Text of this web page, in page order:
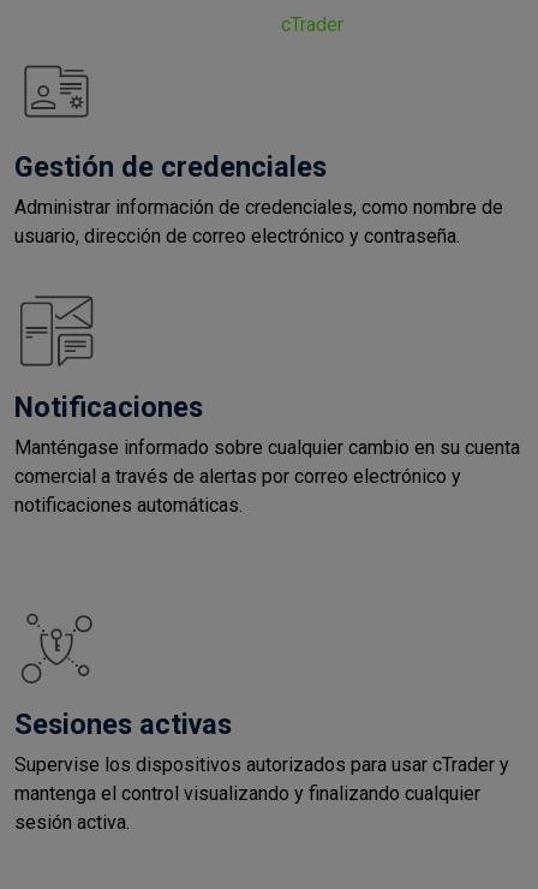
cTrader
Gestión de credenciales
Administrar información de credenciales, como nombre de
usuario, dirección de correo electrónico y contraseña.
Notificaciones
Manténgase informado sobre cualquier cambio en su cuenta
comercial a través de alertas por correo electrónico y
notificaciones automáticas.
Sesiones activas
Supervise los dispositivos autorizados para usar cTrader y
mantenga el control visualizando y finalizando cualquier
sesión activa.